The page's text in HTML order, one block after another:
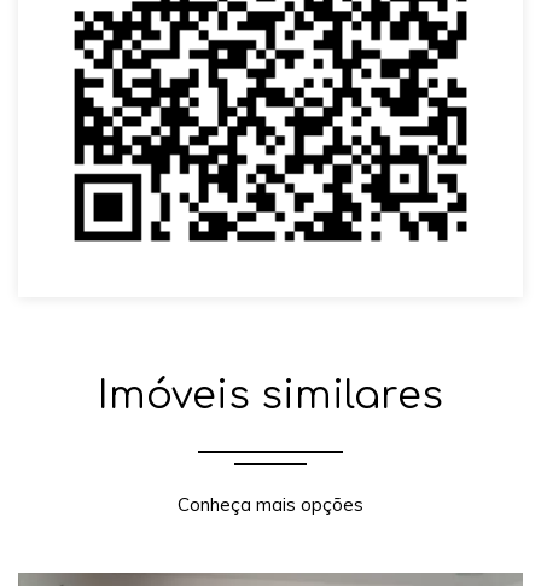
Imóveis similares
Conheça mais opções